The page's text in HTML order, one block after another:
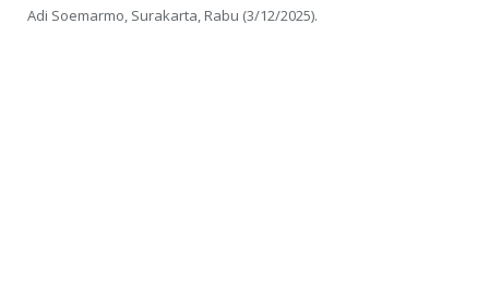
Adi Soemarmo, Surakarta, Rabu (3/12/2025).